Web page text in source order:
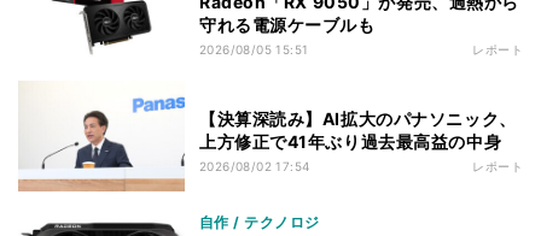
守れる電源ケーブルも
2026/08/05 15:51 レポート
【決算深読み】AI拡大のパナソニック、
上方修正で41年ぶり過去最高益の中身
2026/08/02 17:54 レポート
自作 / テクノロジ